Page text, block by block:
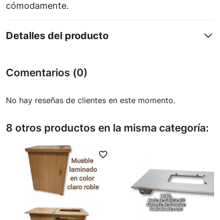
cómodamente.
Detalles del producto
Comentarios (0)
No hay reseñas de clientes en este momento.
8 otros productos en la misma categoría:
favorite_border